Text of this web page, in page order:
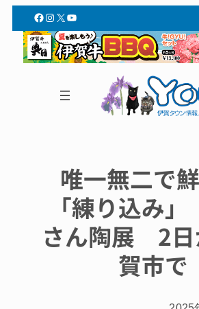
Facebook
Instagram
X YouTube
唯一無二で
「練り込み
さん陶展 2日
賀市で